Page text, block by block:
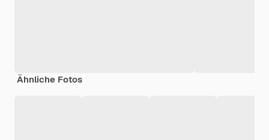
Ähnliche Fotos